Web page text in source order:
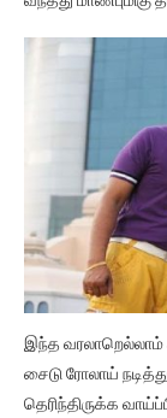
இந்த வரலாறெல்லாம்
சைடு ரோலாய்
தெரிந்திருக்க